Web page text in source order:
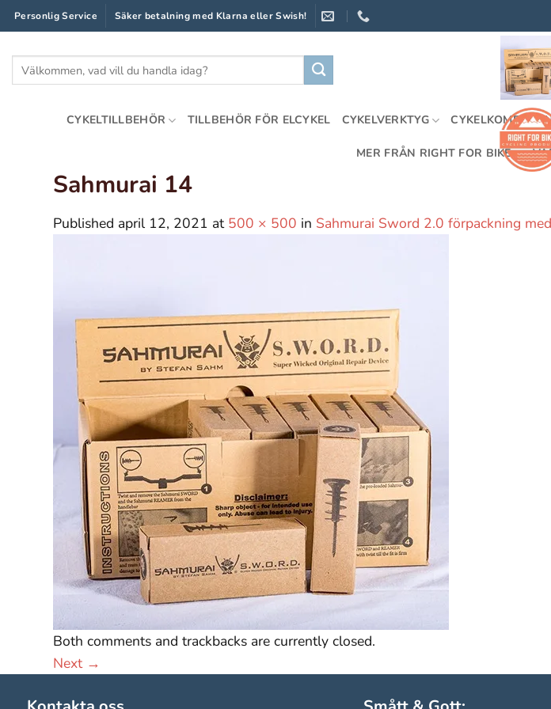
Skip
to
content
Personlig Service Säker betalning med Klarna eller Swish!
Sök
CYKELTILLBEHÖR TILLBEHÖR FÖR ELCYKEL CYKELVERKTYG
MER FRÅN RIGHT FOR BIKE
Sahmurai 14
Published april 12, 2021 at 500 × 500 in Sahmurai Sword 2.0 förpackning
Both comments and trackbacks are currently closed.
Next →
Nödvändiga
Dessa kakor